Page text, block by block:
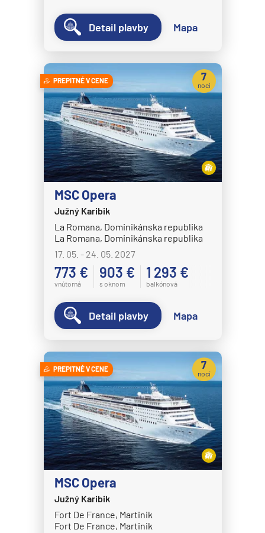
Explora III
Explora IV
Explora V
Explora VI
Hapag-Lloyd Cruises
HANSEATIC inspiration
HANSEATIC nature
HANSEATIC spirit
MS Bremen
MS Europa
MS Europa 2
Holland America Line
MS Eurodam
MS Koningsdam
MS Nieuw Amsterdam
MS Nieuw Statendam
MS Oosterdam
MS Rotterdam
MS Volendam
MS Westerdam
MS Zaandam
MS Zuiderdam
Hurtigruten
HX MS Fram
HX MS Fridtjof Nansen
Detail plavby Mapa
PREPITNÉ V CENE
MSC Opera
Južný Karibik
La Romana, Dominikánska republika
La Romana, Dominikánska republika
17. 05. - 24. 05. 2027
773 €
vnútorná
903 €
s oknom
1 293 €
balkónová
7
nocí
Detail plavby Mapa
PREPITNÉ V CENE
MSC Opera
Južný Karibik
Fort De France, Martinik
Fort De France, Martinik
7
nocí